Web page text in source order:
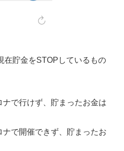
在貯金をSTOPしているもの
で行けず、貯まったお金は
で開催できず、貯まったお